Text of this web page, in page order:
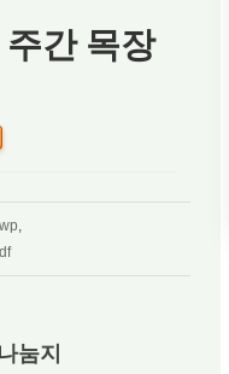
간 목장
,
눔지